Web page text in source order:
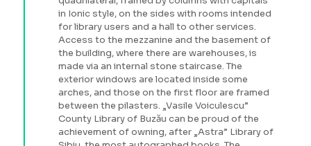
in Ionic style, on the sides with rooms intended
for library users and a hall to other services.
Access to the mezzanine and the basement of
the building, where there are warehouses, is
made via an internal stone staircase. The
exterior windows are located inside some
arches, and those on the first floor are framed
between the pilasters. „Vasile Voiculescu”
County Library of Buzău can be proud of the
achievement of owning, after „Astra” Library of